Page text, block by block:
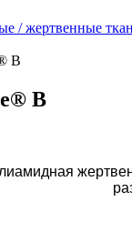
/ жертвенные
B
B